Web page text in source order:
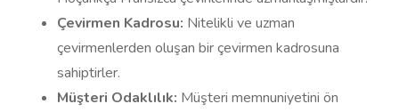
Çevirmen Kadrosu: Nitelikli ve uzman
çevirmenlerden oluşan bir çevirmen kadrosuna
sahiptirler.
Müşteri Odaklılık: Müşteri memnuniyetini ön